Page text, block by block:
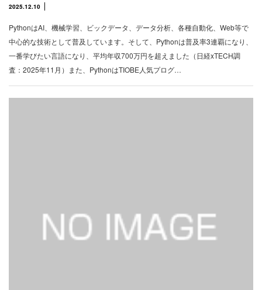
2025.12.10
PythonはAI、機械学習、ビックデータ、データ分析、各種自動化、Web等で
中心的な技術として普及しています。そして、Pythonは普及率3連覇になり、
一番学びたい言語になり、平均年収700万円を超えました（日経xTECH調
査：2025年11月）また、PythonはTIOBE人気プログ…